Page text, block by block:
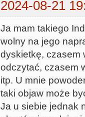
2024-08-21
Ja mam takiego
wolny na jego
dyskietkę, czasem
odczytać, czasem
itp. U mnie
taki objaw może
Ja u siebie jednak